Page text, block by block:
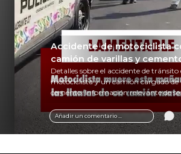
Añadir un comentario ...
Accidente de motociclista
camión de varillas y
Detalles sobre el accidente de
motociclista y un camión cargado de
cemento. Información relevante de
vial y recomendaciones para